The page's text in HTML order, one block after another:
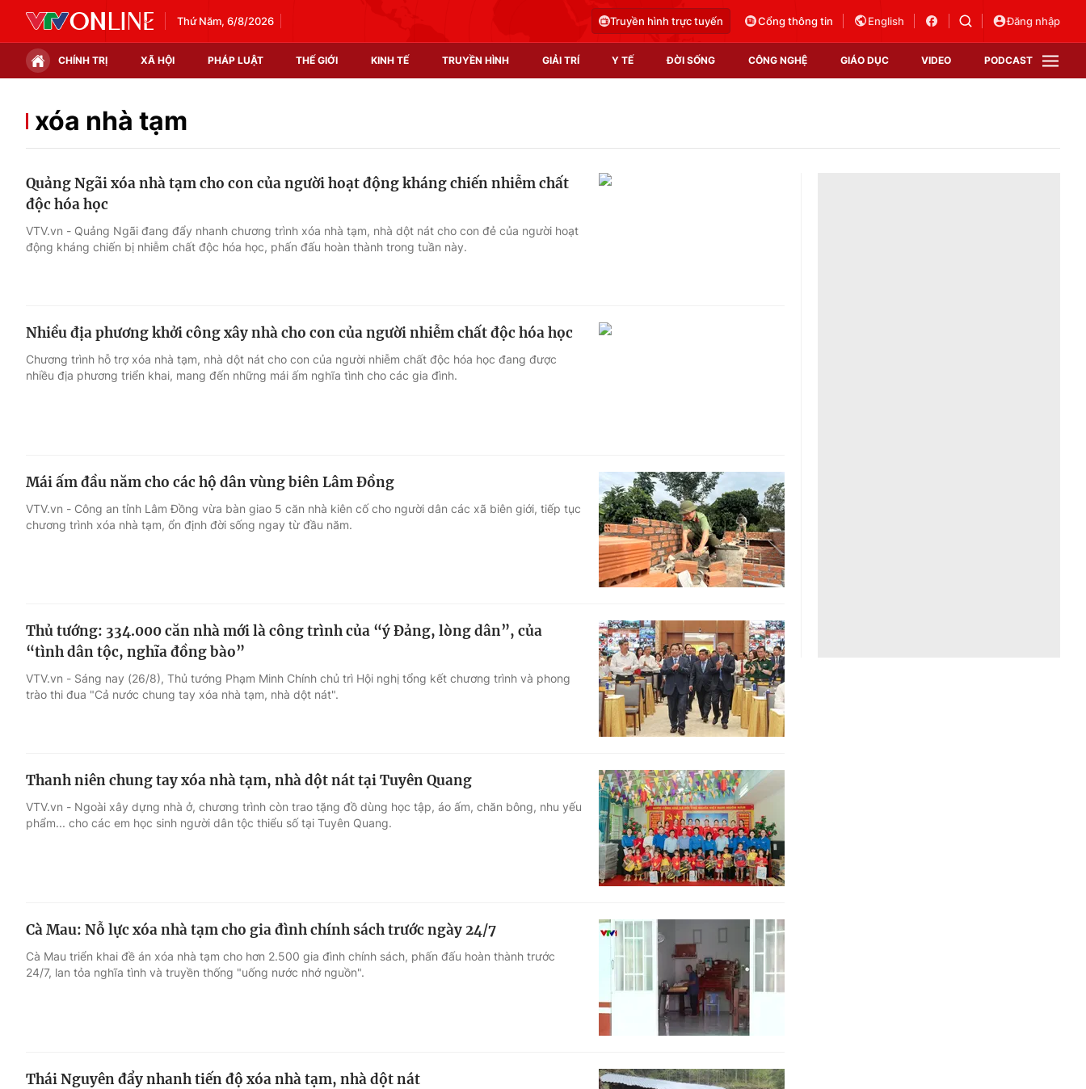
Thứ Năm, 6/8/2026 Truyền hình trực tuyến Cổng thông tin English Đăng nhập
CHÍNH TRỊ XÃ HỘI PHÁP LUẬT THẾ GIỚI KINH TẾ TRUYỀN HÌNH GIẢI TRÍ Y TẾ ĐỜI SỐNG CÔNG NGHỆ GIÁO DỤC VIDEO PODCAST
Chính trị
Tin tức
Thế giới đó đây
Câu chuyện quốc tế
Thị trường
Góc doanh nghiệp
Hậu trường
Nhân vật
Giải sao mai
Điện ảnh
Âm nhạc
Sao
Du lịch
Làm đẹp
Chất lượng cuộc sống
Học trực tuyến
Hitech Công nghệ tương lai
Sản phẩm
Thị trường
Tư vấn
VTV Sức khoẻ
xóa nhà tạm
Quảng Ngãi xóa nhà tạm cho con của người hoạt động kháng chiến nhiễm chất
độc hóa học
VTV.vn - Quảng Ngãi đang đẩy nhanh chương trình xóa nhà tạm, nhà dột nát cho con đẻ của người hoạt
động kháng chiến bị nhiễm chất độc hóa học, phấn đấu hoàn thành trong tuần này.
Nhiều địa phương khởi công xây nhà cho con của người nhiễm chất độc hóa học
Chương trình hỗ trợ xóa nhà tạm, nhà dột nát cho con của người nhiễm chất độc hóa học đang được
nhiều địa phương triển khai, mang đến những mái ấm nghĩa tình cho các gia đình.
Mái ấm đầu năm cho các hộ dân vùng biên Lâm Đồng
VTV.vn - Công an tỉnh Lâm Đồng vừa bàn giao 5 căn nhà kiên cố cho người dân các xã biên giới, tiếp tục
chương trình xóa nhà tạm, ổn định đời sống ngay từ đầu năm.
Thủ tướng: 334.000 căn nhà mới là công trình của “ý Đảng, lòng dân”, của
“tình dân tộc, nghĩa đồng bào”
VTV.vn - Sáng nay (26/8), Thủ tướng Phạm Minh Chính chủ trì Hội nghị tổng kết chương trình và phong
trào thi đua "Cả nước chung tay xóa nhà tạm, nhà dột nát".
Thanh niên chung tay xóa nhà tạm, nhà dột nát tại Tuyên Quang
VTV.vn - Ngoài xây dựng nhà ở, chương trình còn trao tặng đồ dùng học tập, áo ấm, chăn bông, nhu yếu
phẩm... cho các em học sinh người dân tộc thiểu số tại Tuyên Quang.
Cà Mau: Nỗ lực xóa nhà tạm cho gia đình chính sách trước ngày 24/7
Cà Mau triển khai đề án xóa nhà tạm cho hơn 2.500 gia đình chính sách, phấn đấu hoàn thành trước
24/7, lan tỏa nghĩa tình và truyền thống "uống nước nhớ nguồn".
Thái Nguyên đẩy nhanh tiến độ xóa nhà tạm, nhà dột nát